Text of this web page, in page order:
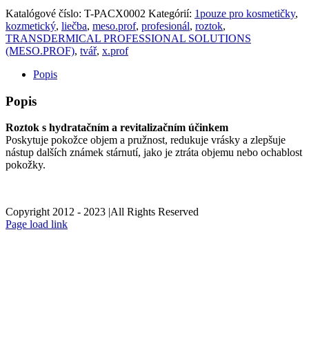
Katalógové číslo: T-PACX0002 Kategórií: 1pouze pro kosmetičky,
kozmetický, liečba, meso.prof, profesionál, roztok,
TRANSDERMICAL PROFESSIONAL SOLUTIONS
(MESO.PROF), tvář, x.prof
Popis
Popis
Roztok s hydratačním a revitalizačním účinkem
Poskytuje pokožce objem a pružnost, redukuje vrásky a zlepšuje
nástup dalších známek stárnutí, jako je ztráta objemu nebo ochablost
pokožky.
Copyright 2012 - 2023 |All Rights Reserved
Facebook
Instagram
Page load link